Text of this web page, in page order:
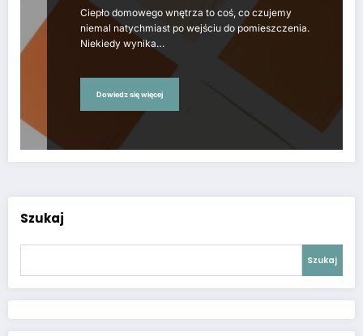
Ciepło domowego wnętrza to coś, co czujemy
niemal natychmiast po wejściu do pomieszczenia.
Niekiedy wynika…
Dowiedz się więcej
Szukaj
Szukaj